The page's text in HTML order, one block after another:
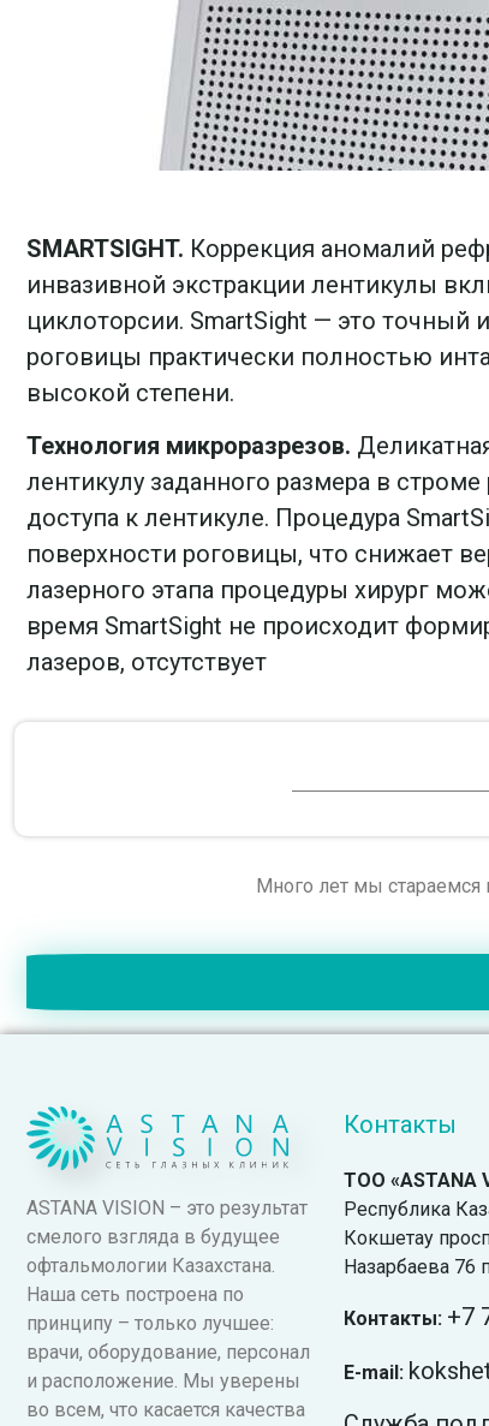
SMARTSIGHT. Коррекция аномалий
инвазивной экстракции лентикулы
циклоторсии. SmartSight — это
роговицы практически полностью
высокой степени.
Технология микроразрезов.
лентикулу заданного размера в
доступа к лентикуле. Процедура
поверхности роговицы, что снижает
лазерного этапа процедуры хирург
время SmartSight не происходит
лазеров, отсутствует
Много лет мы стараемся
ASTANA VISION – это результат
смелого взгляда в будущее
офтальмологии Казахстана.
Наша сеть построена по
принципу – только лучшее:
врачи, оборудование, персонал
и расположение. Мы уверены
во всем, что касается качества
Контакты
ТОО «ASTANA
Республика
Кокшетау
Назарбаева 76
Контакты: +7
E-mail: